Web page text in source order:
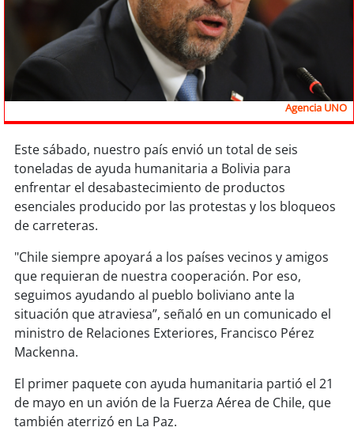
iquique
soycalama
antofagasta
soycopiapó
soyvalparaíso
soyquillota
soychillán
soysancarlos
soytalcahuano
soyconcepción
Agencia UNO
Este sábado, nuestro país envió un total de seis
toneladas de ayuda humanitaria a Bolivia para
enfrentar el desabastecimiento de productos
esenciales producido por las protestas y los bloqueos
de carreteras.
"Chile siempre apoyará a los países vecinos y amigos
que requieran de nuestra cooperación. Por eso,
seguimos ayudando al pueblo boliviano ante la
situación que atraviesa”, señaló en un comunicado el
ministro de Relaciones Exteriores, Francisco Pérez
Mackenna.
El primer paquete con ayuda humanitaria partió el 21
de mayo en un avión de la Fuerza Aérea de Chile, que
también aterrizó en La Paz.